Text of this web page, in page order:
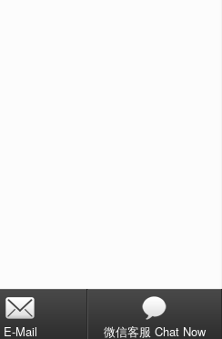
E-Mail 微信客服 Chat Now